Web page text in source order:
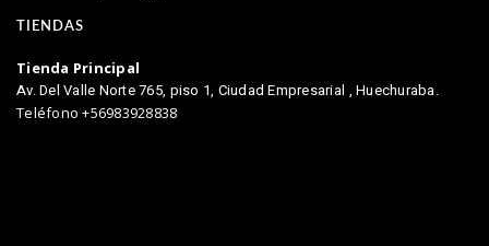
TIENDAS
Tienda Principal
Av. Del Valle Norte 765, piso 1, Ciudad Empresarial , Huechuraba.
Teléfono +56983928838